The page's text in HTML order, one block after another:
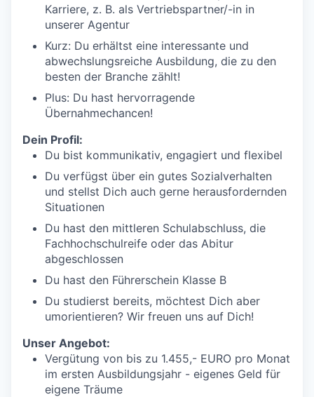
Karriere, z. B. als Vertriebspartner/-in in
unserer Agentur
Kurz: Du erhältst eine interessante und
abwechslungsreiche Ausbildung, die zu den
besten der Branche zählt!
Plus: Du hast hervorragende
Übernahmechancen!
Dein Profil:
Du bist kommunikativ, engagiert und flexibel
Du verfügst über ein gutes Sozialverhalten
und stellst Dich auch gerne herausfordernden
Situationen
Du hast den mittleren Schulabschluss, die
Fachhochschulreife oder das Abitur
abgeschlossen
Du hast den Führerschein Klasse B
Du studierst bereits, möchtest Dich aber
umorientieren? Wir freuen uns auf Dich!
Unser Angebot:
Vergütung von bis zu 1.455,- EURO pro Monat
im ersten Ausbildungsjahr - eigenes Geld für
eigene Träume